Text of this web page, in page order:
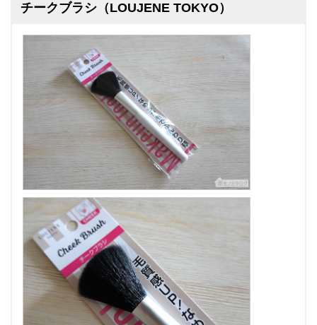
チークブラシ（LOUJENE TOKYO）